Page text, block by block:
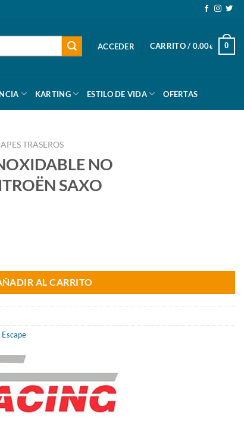
ACCEDER CARRITO / 0.00€ 0
KARTING ESTILO DE VIDA OFERTAS
TRASEROS
NO
SAXO
AL CARRITO